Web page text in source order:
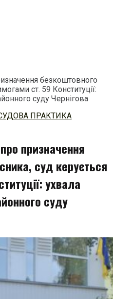
безкоштовного
ст. 59 Конституції:
суду Чернігова
ПРАКТИКА
призначення
суд керується
ухвала
суду